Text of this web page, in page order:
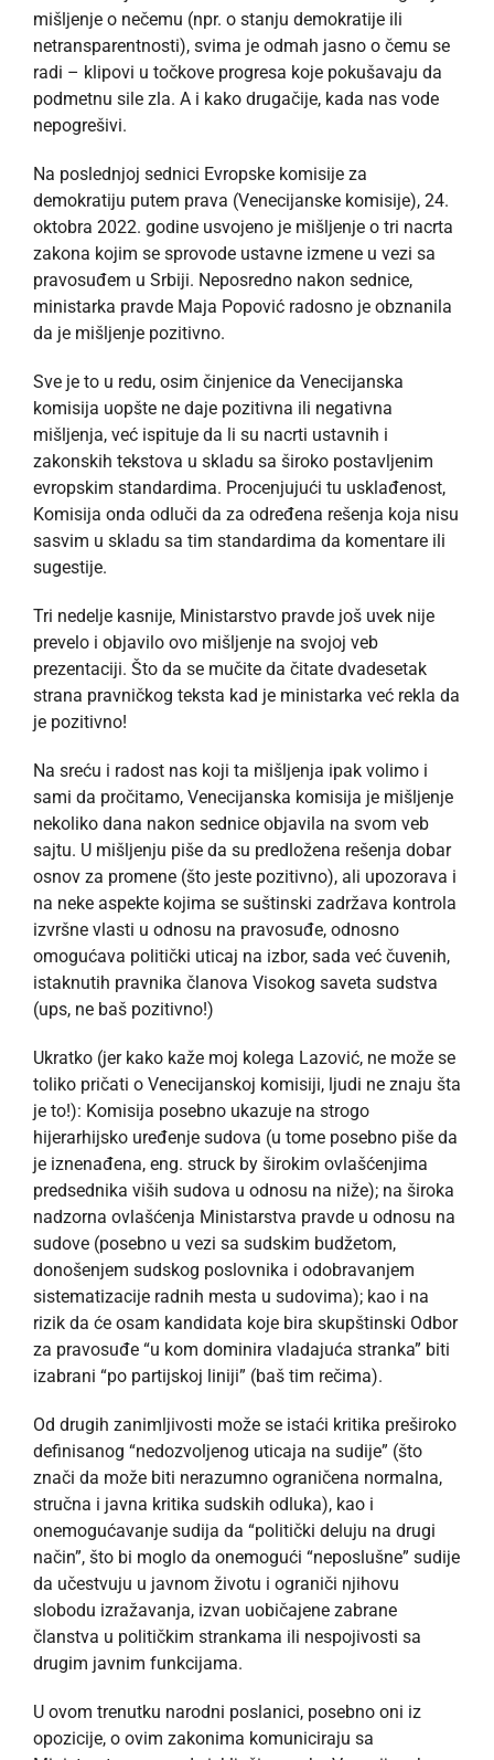
mišljenje o nečemu (npr. o stanju demokratije ili
netransparentnosti), svima je odmah jasno o čemu se
radi – klipovi u točkove progresa koje pokušavaju da
podmetnu sile zla. A i kako drugačije, kada nas vode
nepogrešivi.
Na poslednjoj sednici Evropske komisije za
demokratiju putem prava (Venecijanske komisije), 24.
oktobra 2022. godine usvojeno je mišljenje o tri nacrta
zakona kojim se sprovode ustavne izmene u vezi sa
pravosuđem u Srbiji. Neposredno nakon sednice,
ministarka pravde Maja Popović radosno je obznanila
da je mišljenje pozitivno.
Sve je to u redu, osim činjenice da Venecijanska
komisija uopšte ne daje pozitivna ili negativna
mišljenja, već ispituje da li su nacrti ustavnih i
zakonskih tekstova u skladu sa široko postavljenim
evropskim standardima. Procenjujući tu usklađenost,
Komisija onda odluči da za određena rešenja koja nisu
sasvim u skladu sa tim standardima da komentare ili
sugestije.
Tri nedelje kasnije, Ministarstvo pravde još uvek nije
prevelo i objavilo ovo mišljenje na svojoj veb
prezentaciji. Što da se mučite da čitate dvadesetak
strana pravničkog teksta kad je ministarka već rekla da
je pozitivno!
Na sreću i radost nas koji ta mišljenja ipak volimo i
sami da pročitamo, Venecijanska komisija je mišljenje
nekoliko dana nakon sednice objavila na svom veb
sajtu. U mišljenju piše da su predložena rešenja dobar
osnov za promene (što jeste pozitivno), ali upozorava i
na neke aspekte kojima se suštinski zadržava kontrola
izvršne vlasti u odnosu na pravosuđe, odnosno
omogućava politički uticaj na izbor, sada već čuvenih,
istaknutih pravnika članova Visokog saveta sudstva
(ups, ne baš pozitivno!)
Ukratko (jer kako kaže moj kolega Lazović, ne može se
toliko pričati o Venecijanskoj komisiji, ljudi ne znaju šta
je to!): Komisija posebno ukazuje na strogo
hijerarhijsko uređenje sudova (u tome posebno piše da
je iznenađena, eng. struck by širokim ovlašćenjima
predsednika viših sudova u odnosu na niže); na široka
nadzorna ovlašćenja Ministarstva pravde u odnosu na
sudove (posebno u vezi sa sudskim budžetom,
donošenjem sudskog poslovnika i odobravanjem
sistematizacije radnih mesta u sudovima); kao i na
rizik da će osam kandidata koje bira skupštinski Odbor
za pravosuđe “u kom dominira vladajuća stranka” biti
izabrani “po partijskoj liniji” (baš tim rečima).
Od drugih zanimljivosti može se istaći kritika preširoko
definisanog “nedozvoljenog uticaja na sudije” (što
znači da može biti nerazumno ograničena normalna,
stručna i javna kritika sudskih odluka), kao i
onemogućavanje sudija da “politički deluju na drugi
način”, što bi moglo da onemogući “neposlušne” sudije
da učestvuju u javnom životu i ograniči njihovu
slobodu izražavanja, izvan uobičajene zabrane
članstva u političkim strankama ili nespojivosti sa
drugim javnim funkcijama.
U ovom trenutku narodni poslanici, posebno oni iz
opozicije, o ovim zakonima komuniciraju sa